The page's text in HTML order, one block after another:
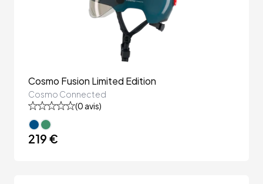
Cosmo Fusion Limited Edition
Cosmo Connected
(0 avis)
219 €